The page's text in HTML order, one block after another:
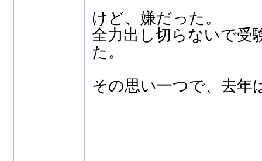
けど、嫌だった。
全力出し切らないで受
た。
その思い一つで、去年